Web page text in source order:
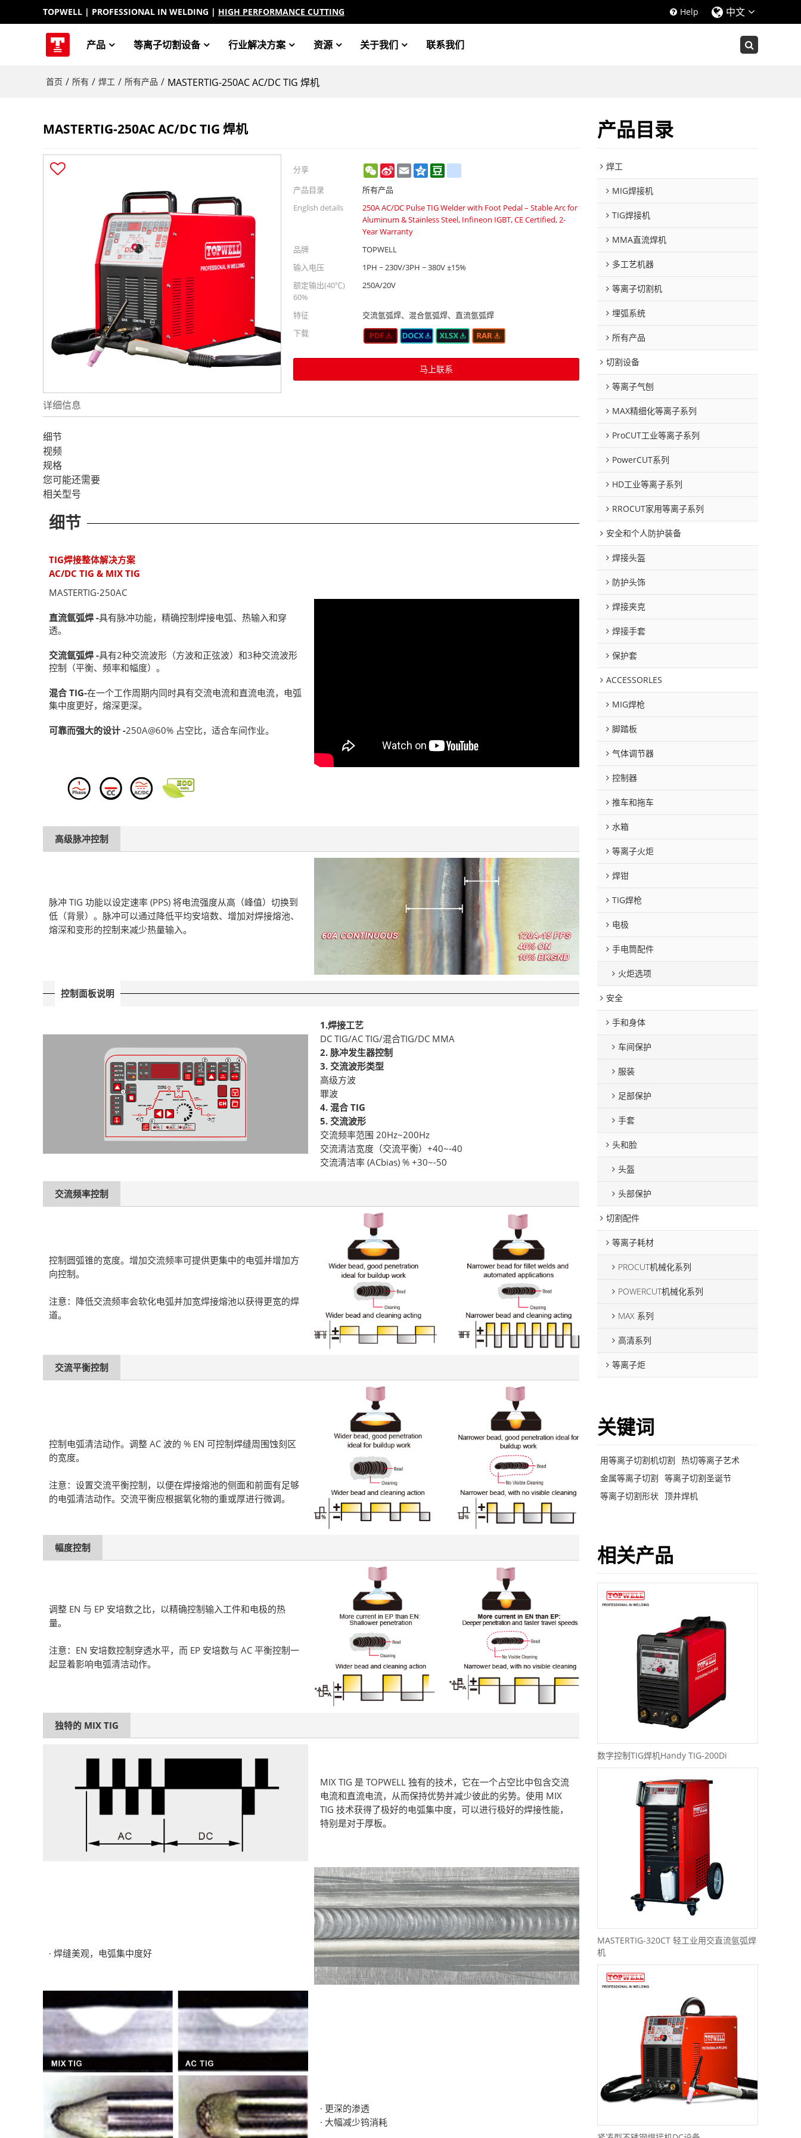
TOPWELL | PROFESSIONAL IN WELDING | HIGH PERFORMANCE CUTTING Help 中文
产品 等离子切割设备 行业解决方案 资源 关于我们 联系我们
首页 / 所有 / 焊工 / 所有产品 / MASTERTIG-250AC AC/DC TIG 焊机
MASTERTIG-250AC AC/DC TIG 焊机
分享 WeChat
Sina
Weibo
Email Qzone
产品目录
所有产品
English details
250A AC/DC Pulse TIG Welder with Foot Pedal – Stable Arc for
Aluminum & Stainless Steel, Infineon IGBT, CE Certified, 2-
Year Warranty
品牌
TOPWELL
输入电压
1PH ~ 230V/3PH ~ 380V ±15%
额定输出(40℃)
60%
250A/20V
特征
交流氩弧焊、混合氩弧焊、直流氩弧焊
下载
马上联系
详细信息
细节
视频
规格
您可能还需要
相关型号
细节
TIG焊接整体解决方案
AC/DC TIG & MIX TIG
MASTERTIG-250AC
直流氩弧焊 -具有脉冲功能，精确控制焊接电弧、热输入和穿
透。
交流氩弧焊 -具有2种交流波形（方波和正弦波）和3种交流波形
控制（平衡、频率和幅度）。
混合 TIG-在一个工作周期内同时具有交流电流和直流电流，电弧
集中度更好，熔深更深。
可靠而强大的设计 -250A@60% 占空比，适合车间作业。
高级脉冲控制
脉冲 TIG 功能以设定速率 (PPS) 将电流强度从高（峰值）切换到
低（背景）。脉冲可以通过降低平均安培数、增加对焊接熔池、
熔深和变形的控制来减少热量输入。
控制面板说明
1.焊接工艺
DC TIG/AC TIG/混合TIG/DC MMA
2. 脉冲发生器控制
3. 交流波形类型
高级方波
罪波
4. 混合 TIG
5. 交流波形
交流频率范围 20Hz~200Hz
交流清洁宽度（交流平衡）+40~-40
交流清洁率 (ACbias) % +30~-50
交流频率控制
控制圆弧锥的宽度。增加交流频率可提供更集中的电弧并增加方
向控制。
注意：降低交流频率会软化电弧并加宽焊接熔池以获得更宽的焊
道。
交流平衡控制
控制电弧清洁动作。调整 AC 波的 % EN 可控制焊缝周围蚀刻区
的宽度。
注意：设置交流平衡控制，以便在焊接熔池的侧面和前面有足够
的电弧清洁动作。交流平衡应根据氧化物的重或厚进行微调。
幅度控制
调整 EN 与 EP 安培数之比，以精确控制输入工件和电极的热
量。
注意：EN 安培数控制穿透水平，而 EP 安培数与 AC 平衡控制一
起显着影响电弧清洁动作。
独特的 MIX TIG
MIX TIG 是 TOPWELL 独有的技术，它在一个占空比中包含交流
电流和直流电流，从而保持优势并减少彼此的劣势。使用 MIX
TIG 技术获得了极好的电弧集中度，可以进行极好的焊接性能，
特别是对于厚板。
· 焊缝美观，电弧集中度好
· 更深的渗透
· 大幅减少钨消耗
产品目录
焊工
MIG焊接机
TIG焊接机
MMA直流焊机
多工艺机器
等离子切割机
埋弧系统
所有产品
切割设备
等离子气刨
MAX精细化等离子系列
ProCUT工业等离子系列
PowerCUT系列
HD工业等离子系列
RROCUT家用等离子系列
安全和个人防护装备
焊接头盔
防护头饰
焊接夹克
焊接手套
保护套
ACCESSORLES
MIG焊枪
脚踏板
气体调节器
控制器
推车和拖车
水箱
等离子火炬
焊钳
TIG焊枪
电极
手电筒配件
火炬选项
安全
手和身体
车间保护
服装
足部保护
手套
头和脸
头盔
头部保护
切割配件
等离子耗材
PROCUT机械化系列
POWERCUT机械化系列
MAX 系列
高清系列
等离子炬
关键词
用等离子切割机切割 热切等离子艺术
金属等离子切割 等离子切割圣诞节
等离子切割形状 顶井焊机
相关产品
数字控制TIG焊机Handy TIG-200Di
MASTERTIG-320CT 轻工业用交直流氩弧焊
机